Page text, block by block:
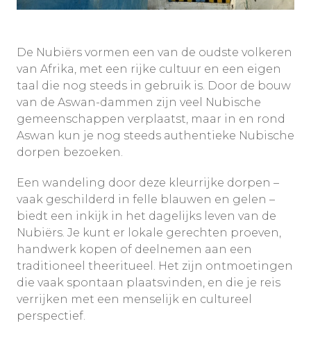
De Nubiërs vormen een van de oudste volkeren
van Afrika, met een rijke cultuur en een eigen
taal die nog steeds in gebruik is. Door de bouw
van de Aswan-dammen zijn veel Nubische
gemeenschappen verplaatst, maar in en rond
Aswan kun je nog steeds authentieke Nubische
dorpen bezoeken.
Een wandeling door deze kleurrijke dorpen –
vaak geschilderd in felle blauwen en gelen –
biedt een inkijk in het dagelijks leven van de
Nubiërs. Je kunt er lokale gerechten proeven,
handwerk kopen of deelnemen aan een
traditioneel theeritueel. Het zijn ontmoetingen
die vaak spontaan plaatsvinden, en die je reis
verrijken met een menselijk en cultureel
perspectief.